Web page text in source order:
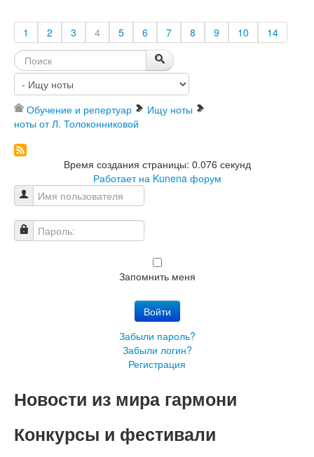
1 2 3 4 5 6 7 8 9 10 14
Обучение и репертуар
Ищу ноты
ноты от Л. Толоконниковой
Время создания страницы: 0.076 секунд
Работает на Kunena форум
Имя пользователя
Пароль:
Запомнить меня
Войти
Забыли пароль?
Забыли логин?
Регистрация
Новости из мира гармони
Конкурсы и фестивали